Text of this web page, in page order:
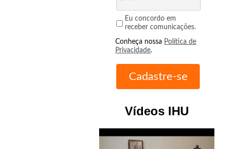
Eu concordo em
receber comunicações.
Conheça nossa Política de
Privacidade.
Vídeos IHU